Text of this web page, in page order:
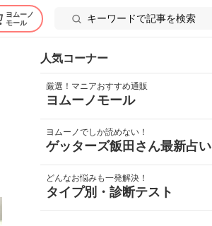
ヨムーノ
モール
人気コーナー
厳選！マニアおすすめ通販
ヨムーノモール
ヨムーノでしか読めない！
ゲッターズ飯田さん最新占い
どんなお悩みも一発解決！
タイプ別・診断テスト